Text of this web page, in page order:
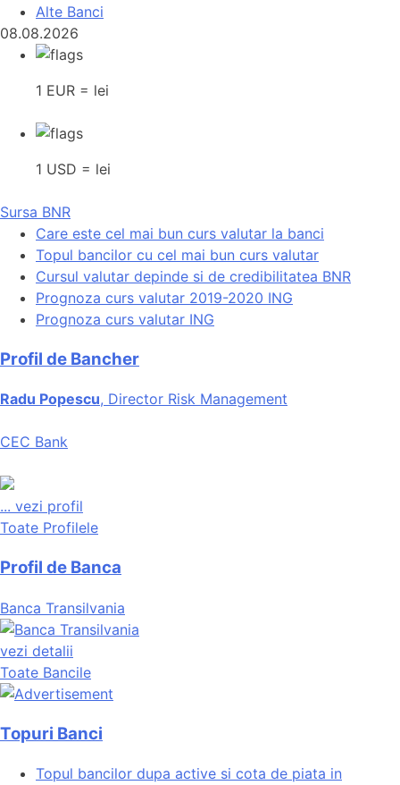
Alte Banci
08.08.2026
1 EUR = lei
1 USD = lei
Sursa BNR
Care este cel mai bun curs valutar la banci
Topul bancilor cu cel mai bun curs valutar
Cursul valutar depinde si de credibilitatea BNR
Prognoza curs valutar 2019-2020 ING
Prognoza curs valutar ING
Profil de Bancher
Radu Popescu, Director Risk Management
CEC Bank
... vezi profil
Toate Profilele
Profil de Banca
Banca Transilvania
vezi detalii
Toate Bancile
Topuri Banci
Topul bancilor dupa active si cota de piata in